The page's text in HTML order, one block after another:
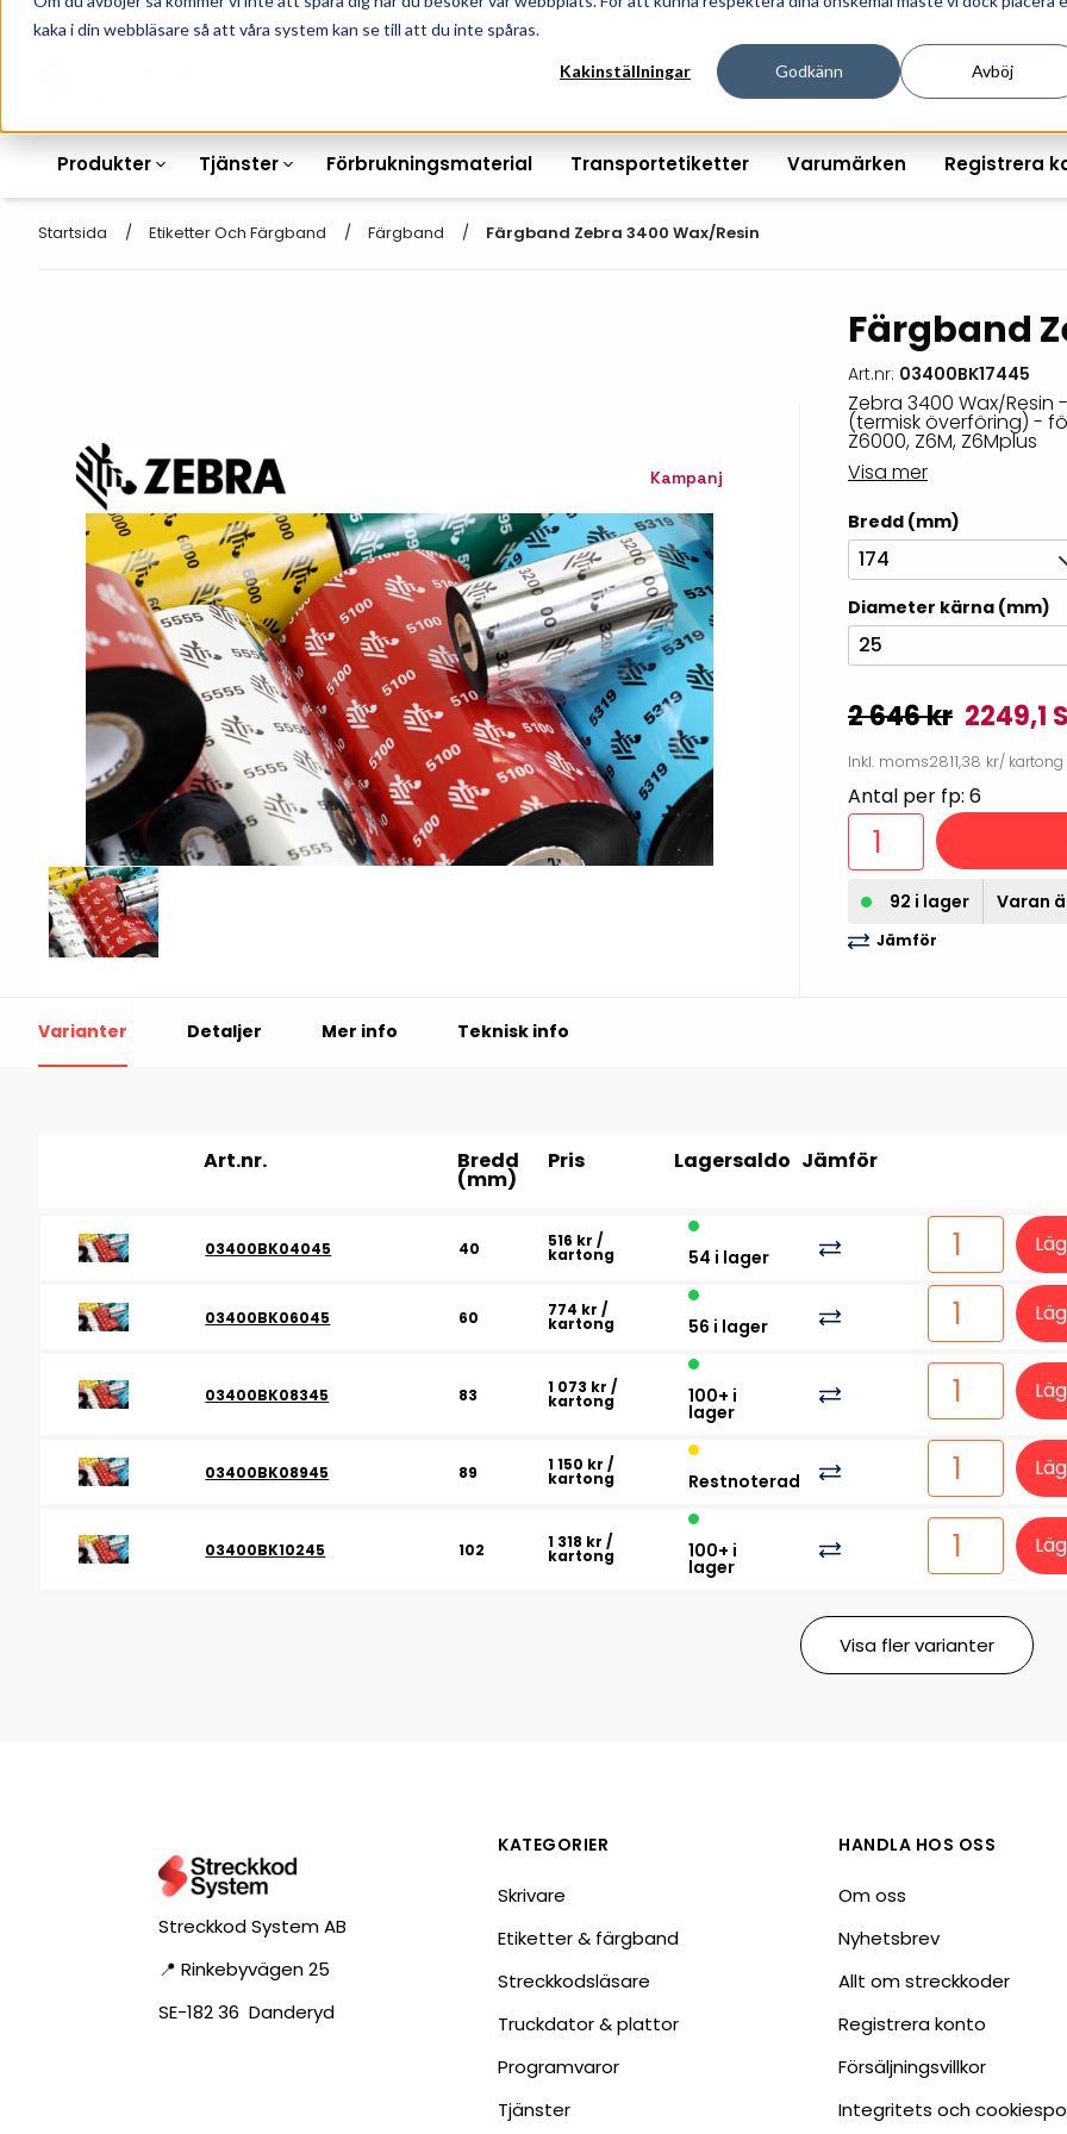
kaka i din webbläsare så att våra system kan se till att du inte spåras.
Kakinställningar Godkänn Avböj
010-162 61 90 Lösningar för professionell informationshantering och
Produkter
Industriella
bläckstråleskrivare
Print & Apply
Kringutrustning
Tillbehör skrivare
Kvittorullar
Etiketthållare och tillbehör
Förbrukning
bläckstråleskrivare
Varningsetiketter
Handhållna streckkodsläsare
Bordsstreckkodsläsare
Streckkodsverifierare
Tillbehör streckkodsläsare
Tablets
RFID Handdatorer
RFID Skrivare
Fasta RFID Läsare
Mobile Device Management
Outlet-
Tjänster
Hyllkantsmärkning
Plastlister för hyllkanter
Alukett
Tag badge
Tryckta etiketter
Räkna ut EAN
Order offertförfrågan
streckkodsoriginal
Förbrukningsmaterial Transportetiketter Varumärken Registrera
Startsida Etiketter Och Färgband Färgband Färgband Zebra 3400 Wax/Resin
Kampanj
Färgband
Art.nr: 03400BK17445
Zebra 3400 Wax/
(termisk överföring) - för
Z6000, Z6M, Z6Mplus
Visa mer
Bredd (mm)
174
Diameter kärna (mm)
25
2 646 kr 2249,1
Inkl. moms2811,38 kr/ kartong
Antal per fp: 6
92 i lager Varan
Jämför
Varianter Detaljer Mer info Teknisk info
Art.nr. Bredd
(mm)
Pris Lagersaldo Jämför
03400BK04045 40 516 kr /
kartong 54 i lager
03400BK06045 60 774 kr /
kartong 56 i lager
03400BK08345 83 1 073 kr /
kartong 100+ i
lager
03400BK08945 89 1 150 kr /
kartong Restnoterad
03400BK10245 102 1 318 kr /
kartong 100+ i
lager
Visa fler varianter
Streckkod System AB
📍 Rinkebyvägen 25
SE-182 36 Danderyd
KATEGORIER
Skrivare
Etiketter & färgband
Streckkodsläsare
Truckdator & plattor
Programvaror
Tjänster
HANDLA HOS OSS
Om oss
Nyhetsbrev
Allt om streckkoder
Registrera konto
Försäljningsvillkor
Integritets och